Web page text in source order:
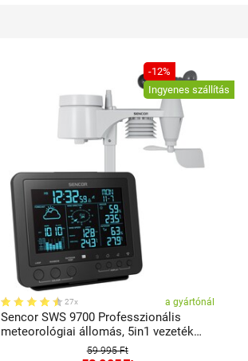
-12%
Ingyenes szállítás
27x a gyártónál
Sencor SWS 9700 Professzionális
meteorológiai állomás, 5in1 vezeték
nélküli érzékelővel59 995 Ft